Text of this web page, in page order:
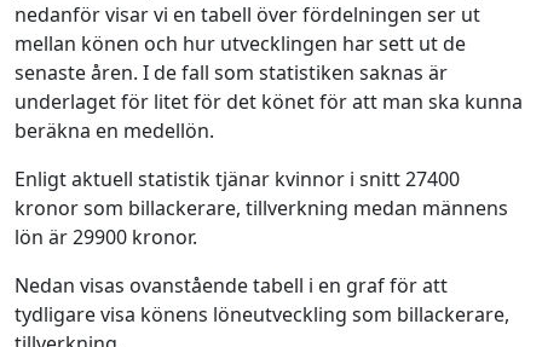
nedanför visar vi en tabell över fördelningen ser ut
mellan könen och hur utvecklingen har sett ut de
senaste åren. I de fall som statistiken saknas är
underlaget för litet för det könet för att man ska kunna
beräkna en medellön.
Enligt aktuell statistik tjänar kvinnor i snitt 27400
kronor som billackerare, tillverkning medan männens
lön är 29900 kronor.
Nedan visas ovanstående tabell i en graf för att
tydligare visa könens löneutveckling som billackerare,